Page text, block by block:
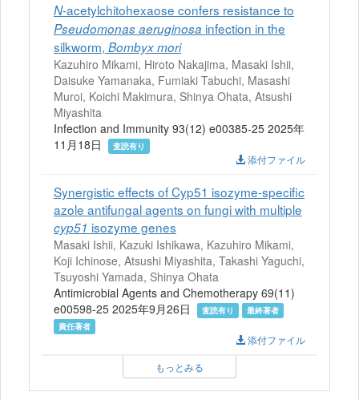
N-acetylchitohexaose confers resistance to
Pseudomonas aeruginosa infection in the
silkworm, Bombyx mori
Kazuhiro Mikami, Hiroto Nakajima, Masaki Ishii,
Daisuke Yamanaka, Fumiaki Tabuchi, Masashi
Muroi, Koichi Makimura, Shinya Ohata, Atsushi
Miyashita
Infection and Immunity 93(12) e00385-25 2025年
11月18日
査読有り
添付ファイル
Synergistic effects of Cyp51 isozyme-specific
azole antifungal agents on fungi with multiple
cyp51 isozyme genes
Masaki Ishii, Kazuki Ishikawa, Kazuhiro Mikami,
Koji Ichinose, Atsushi Miyashita, Takashi Yaguchi,
Tsuyoshi Yamada, Shinya Ohata
Antimicrobial Agents and Chemotherapy 69(11)
e00598-25 2025年9月26日
査読有り
最終著者
責任著者
添付ファイル
もっとみる